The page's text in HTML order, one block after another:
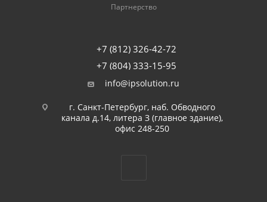
Партнерство
+7 (812) 326-42-72
+7 (804) 333-15-95
info@ipsolution.ru
г. Санкт-Петербург, наб. Обводного
канала д.14, литера З (главное здание),
офис 248-250